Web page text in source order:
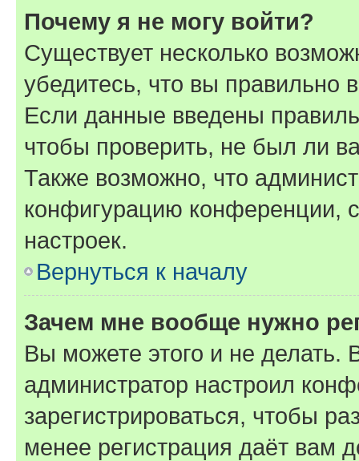
Почему я не могу войти?
Существует несколько
убедитесь, что вы правильно
Если данные введены
чтобы проверить, не был ли
Также возможно, что
конфигурацию конференции,
настроек.
Вернуться к началу
Зачем мне вообще нужно
Вы можете этого и не делать.
администратор настроил
зарегистрироваться, чтобы
менее регистрация даёт вам